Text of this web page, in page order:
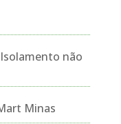
não
Minas